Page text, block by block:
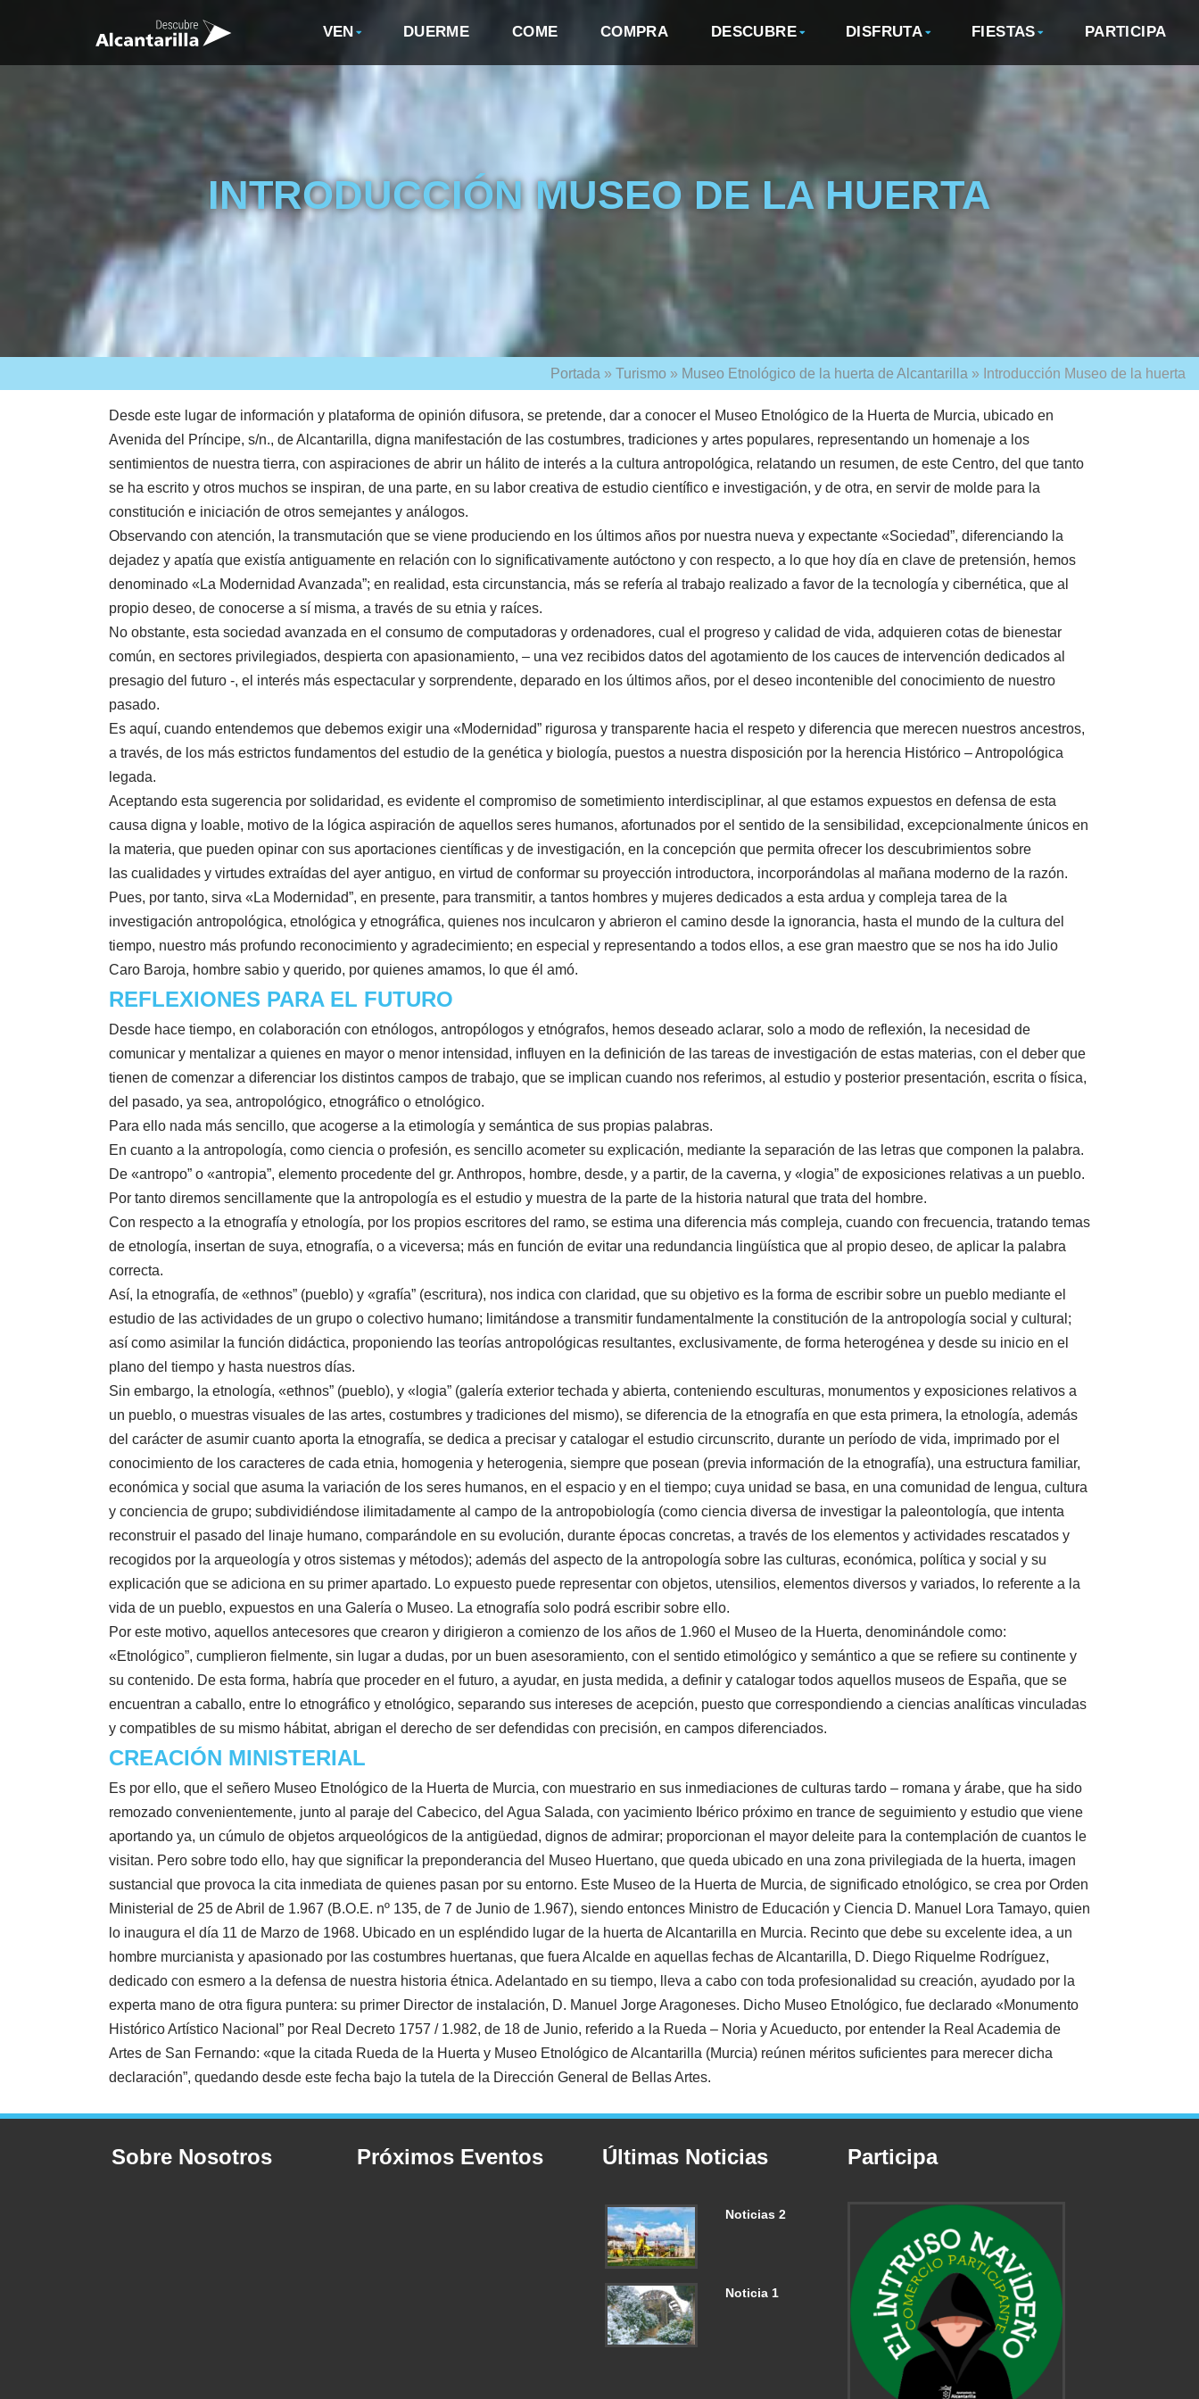
VEN DUERME COME COMPRA DESCUBRE DISFRUTA FIESTAS PARTICIPA
INTRODUCCIÓN MUSEO DE LA HUERTA
Portada » Turismo » Museo Etnológico de la huerta de Alcantarilla » Introducción Museo de la huerta
Desde este lugar de información y plataforma de opinión difusora, se pretende, dar a conocer el Museo Etnológico de la Huerta de Murcia, ubicado en
Avenida del Príncipe, s/n., de Alcantarilla, digna manifestación de las costumbres, tradiciones y artes populares, representando un homenaje a los
sentimientos de nuestra tierra, con aspiraciones de abrir un hálito de interés a la cultura antropológica, relatando un resumen, de este Centro, del que tanto
se ha escrito y otros muchos se inspiran, de una parte, en su labor creativa de estudio científico e investigación, y de otra, en servir de molde para la
constitución e iniciación de otros semejantes y análogos.
Observando con atención, la transmutación que se viene produciendo en los últimos años por nuestra nueva y expectante «Sociedad”, diferenciando la
dejadez y apatía que existía antiguamente en relación con lo significativamente autóctono y con respecto, a lo que hoy día en clave de pretensión, hemos
denominado «La Modernidad Avanzada”; en realidad, esta circunstancia, más se refería al trabajo realizado a favor de la tecnología y cibernética, que al
propio deseo, de conocerse a sí misma, a través de su etnia y raíces.
No obstante, esta sociedad avanzada en el consumo de computadoras y ordenadores, cual el progreso y calidad de vida, adquieren cotas de bienestar
común, en sectores privilegiados, despierta con apasionamiento, – una vez recibidos datos del agotamiento de los cauces de intervención dedicados al
presagio del futuro -, el interés más espectacular y sorprendente, deparado en los últimos años, por el deseo incontenible del conocimiento de nuestro
pasado.
Es aquí, cuando entendemos que debemos exigir una «Modernidad” rigurosa y transparente hacia el respeto y diferencia que merecen nuestros ancestros,
a través, de los más estrictos fundamentos del estudio de la genética y biología, puestos a nuestra disposición por la herencia Histórico – Antropológica
legada.
Aceptando esta sugerencia por solidaridad, es evidente el compromiso de sometimiento interdisciplinar, al que estamos expuestos en defensa de esta
causa digna y loable, motivo de la lógica aspiración de aquellos seres humanos, afortunados por el sentido de la sensibilidad, excepcionalmente únicos en
la materia, que pueden opinar con sus aportaciones científicas y de investigación, en la concepción que permita ofrecer los descubrimientos sobre
las cualidades y virtudes extraídas del ayer antiguo, en virtud de conformar su proyección introductora, incorporándolas al mañana moderno de la razón.
Pues, por tanto, sirva «La Modernidad”, en presente, para transmitir, a tantos hombres y mujeres dedicados a esta ardua y compleja tarea de la
investigación antropológica, etnológica y etnográfica, quienes nos inculcaron y abrieron el camino desde la ignorancia, hasta el mundo de la cultura del
tiempo, nuestro más profundo reconocimiento y agradecimiento; en especial y representando a todos ellos, a ese gran maestro que se nos ha ido Julio
Caro Baroja, hombre sabio y querido, por quienes amamos, lo que él amó.
REFLEXIONES PARA EL FUTURO
Desde hace tiempo, en colaboración con etnólogos, antropólogos y etnógrafos, hemos deseado aclarar, solo a modo de reflexión, la necesidad de
comunicar y mentalizar a quienes en mayor o menor intensidad, influyen en la definición de las tareas de investigación de estas materias, con el deber que
tienen de comenzar a diferenciar los distintos campos de trabajo, que se implican cuando nos referimos, al estudio y posterior presentación, escrita o física,
del pasado, ya sea, antropológico, etnográfico o etnológico.
Para ello nada más sencillo, que acogerse a la etimología y semántica de sus propias palabras.
En cuanto a la antropología, como ciencia o profesión, es sencillo acometer su explicación, mediante la separación de las letras que componen la palabra.
De «antropo” o «antropia”, elemento procedente del gr. Anthropos, hombre, desde, y a partir, de la caverna, y «logia” de exposiciones relativas a un pueblo.
Por tanto diremos sencillamente que la antropología es el estudio y muestra de la parte de la historia natural que trata del hombre.
Con respecto a la etnografía y etnología, por los propios escritores del ramo, se estima una diferencia más compleja, cuando con frecuencia, tratando temas
de etnología, insertan de suya, etnografía, o a viceversa; más en función de evitar una redundancia lingüística que al propio deseo, de aplicar la palabra
correcta.
Así, la etnografía, de «ethnos” (pueblo) y «grafía” (escritura), nos indica con claridad, que su objetivo es la forma de escribir sobre un pueblo mediante el
estudio de las actividades de un grupo o colectivo humano; limitándose a transmitir fundamentalmente la constitución de la antropología social y cultural;
así como asimilar la función didáctica, proponiendo las teorías antropológicas resultantes, exclusivamente, de forma heterogénea y desde su inicio en el
plano del tiempo y hasta nuestros días.
Sin embargo, la etnología, «ethnos” (pueblo), y «logia” (galería exterior techada y abierta, conteniendo esculturas, monumentos y exposiciones relativos a
un pueblo, o muestras visuales de las artes, costumbres y tradiciones del mismo), se diferencia de la etnografía en que esta primera, la etnología, además
del carácter de asumir cuanto aporta la etnografía, se dedica a precisar y catalogar el estudio circunscrito, durante un período de vida, imprimado por el
conocimiento de los caracteres de cada etnia, homogenia y heterogenia, siempre que posean (previa información de la etnografía), una estructura familiar,
económica y social que asuma la variación de los seres humanos, en el espacio y en el tiempo; cuya unidad se basa, en una comunidad de lengua, cultura
y conciencia de grupo; subdividiéndose ilimitadamente al campo de la antropobiología (como ciencia diversa de investigar la paleontología, que intenta
reconstruir el pasado del linaje humano, comparándole en su evolución, durante épocas concretas, a través de los elementos y actividades rescatados y
recogidos por la arqueología y otros sistemas y métodos); además del aspecto de la antropología sobre las culturas, económica, política y social y su
explicación que se adiciona en su primer apartado. Lo expuesto puede representar con objetos, utensilios, elementos diversos y variados, lo referente a la
vida de un pueblo, expuestos en una Galería o Museo. La etnografía solo podrá escribir sobre ello.
Por este motivo, aquellos antecesores que crearon y dirigieron a comienzo de los años de 1.960 el Museo de la Huerta, denominándole como:
«Etnológico”, cumplieron fielmente, sin lugar a dudas, por un buen asesoramiento, con el sentido etimológico y semántico a que se refiere su continente y
su contenido. De esta forma, habría que proceder en el futuro, a ayudar, en justa medida, a definir y catalogar todos aquellos museos de España, que se
encuentran a caballo, entre lo etnográfico y etnológico, separando sus intereses de acepción, puesto que correspondiendo a ciencias analíticas vinculadas
y compatibles de su mismo hábitat, abrigan el derecho de ser defendidas con precisión, en campos diferenciados.
CREACIÓN MINISTERIAL
Es por ello, que el señero Museo Etnológico de la Huerta de Murcia, con muestrario en sus inmediaciones de culturas tardo – romana y árabe, que ha sido
remozado convenientemente, junto al paraje del Cabecico, del Agua Salada, con yacimiento Ibérico próximo en trance de seguimiento y estudio que viene
aportando ya, un cúmulo de objetos arqueológicos de la antigüedad, dignos de admirar; proporcionan el mayor deleite para la contemplación de cuantos le
visitan. Pero sobre todo ello, hay que significar la preponderancia del Museo Huertano, que queda ubicado en una zona privilegiada de la huerta, imagen
sustancial que provoca la cita inmediata de quienes pasan por su entorno. Este Museo de la Huerta de Murcia, de significado etnológico, se crea por Orden
Ministerial de 25 de Abril de 1.967 (B.O.E. nº 135, de 7 de Junio de 1.967), siendo entonces Ministro de Educación y Ciencia D. Manuel Lora Tamayo, quien
lo inaugura el día 11 de Marzo de 1968. Ubicado en un espléndido lugar de la huerta de Alcantarilla en Murcia. Recinto que debe su excelente idea, a un
hombre murcianista y apasionado por las costumbres huertanas, que fuera Alcalde en aquellas fechas de Alcantarilla, D. Diego Riquelme Rodríguez,
dedicado con esmero a la defensa de nuestra historia étnica. Adelantado en su tiempo, lleva a cabo con toda profesionalidad su creación, ayudado por la
experta mano de otra figura puntera: su primer Director de instalación, D. Manuel Jorge Aragoneses. Dicho Museo Etnológico, fue declarado «Monumento
Histórico Artístico Nacional” por Real Decreto 1757 / 1.982, de 18 de Junio, referido a la Rueda – Noria y Acueducto, por entender la Real Academia de
Artes de San Fernando: «que la citada Rueda de la Huerta y Museo Etnológico de Alcantarilla (Murcia) reúnen méritos suficientes para merecer dicha
declaración”, quedando desde este fecha bajo la tutela de la Dirección General de Bellas Artes.
Sobre Nosotros Próximos Eventos Últimas Noticias
Noticias 2
Noticia 1
Participa